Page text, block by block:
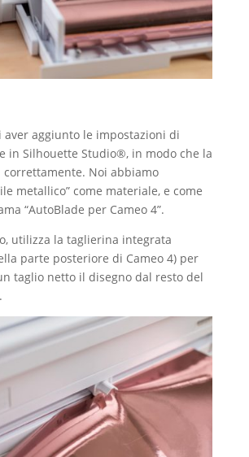
aver aggiunto le impostazioni di
in Silhouette Studio®, in modo che la
correttamente. Noi abbiamo
metallico” come materiale, e come
“AutoBlade per Cameo 4”.
utilizza la taglierina integrata
parte posteriore di Cameo 4) per
taglio netto il disegno dal resto del